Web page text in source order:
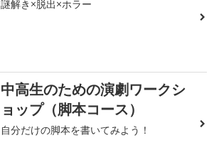
謎解き×脱出×ホラー
中高生のための演劇ワークシ
ョップ（脚本コース）
自分だけの脚本を書いてみよう！